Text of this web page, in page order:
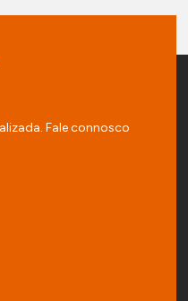
Fale connosco